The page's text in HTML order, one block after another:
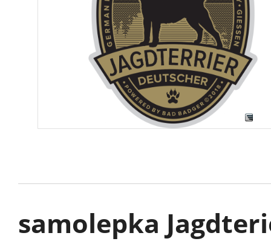
samolepka